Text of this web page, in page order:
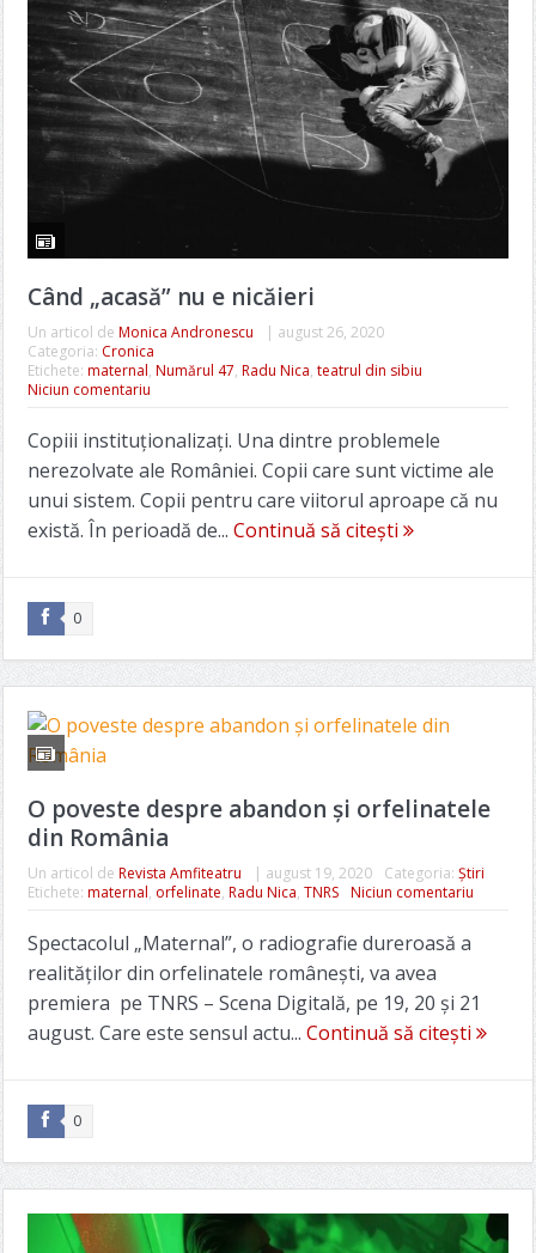
Când „acasă” nu e nicăieri
Un articol de Monica Andronescu | august 26, 2020
Categoria: Cronica
Etichete: maternal, Numărul 47, Radu Nica, teatrul din sibiu
Niciun comentariu
Copiii instituționalizați. Una dintre problemele
nerezolvate ale României. Copii care sunt victime ale
unui sistem. Copii pentru care viitorul aproape că nu
există. În perioadă de... Continuă să citești
0
O poveste despre abandon și orfelinatele
din România
Un articol de Revista Amfiteatru | august 19, 2020 Categoria: Știri
Etichete: maternal, orfelinate, Radu Nica, TNRS Niciun comentariu
Spectacolul „Maternal”, o radiografie dureroasă a
realităților din orfelinatele românești, va avea
premiera pe TNRS – Scena Digitală, pe 19, 20 și 21
august. Care este sensul actu... Continuă să citești
0